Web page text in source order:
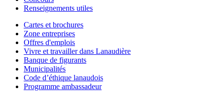
Renseignements utiles
Cartes et brochures
Zone entreprises
Offres d'emplois
Vivre et travailler dans Lanaudière
Banque de figurants
Municipalités
Code d’éthique lanaudois
Programme ambassadeur